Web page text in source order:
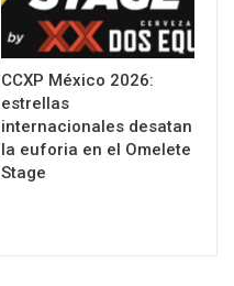
CCXP México 2026:
estrellas
internacionales desatan
la euforia en el Omelete
Stage